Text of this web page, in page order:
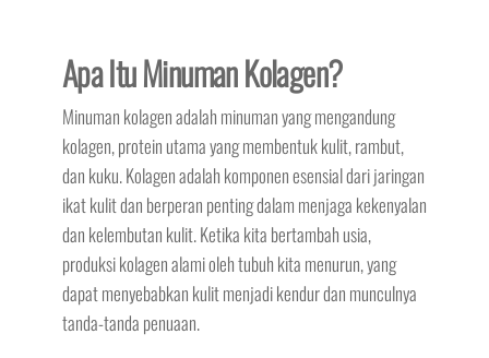
Apa Itu Minuman Kolagen?
Minuman kolagen adalah minuman yang mengandung
kolagen, protein utama yang membentuk kulit, rambut,
dan kuku. Kolagen adalah komponen esensial dari jaringan
ikat kulit dan berperan penting dalam menjaga kekenyalan
dan kelembutan kulit. Ketika kita bertambah usia,
produksi kolagen alami oleh tubuh kita menurun, yang
dapat menyebabkan kulit menjadi kendur dan munculnya
tanda-tanda penuaan.